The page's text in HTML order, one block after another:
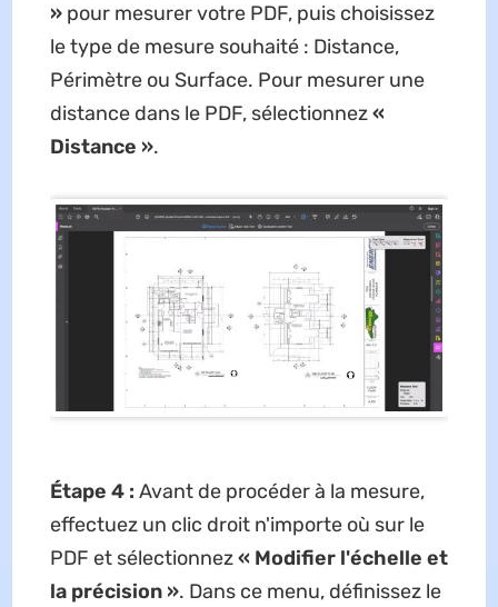
»pour mesurer votre PDF, puis choisissez
le type de mesure souhaité : Distance,
Périmètre ou Surface. Pour mesurer une
distance dans le PDF, sélectionnez«
Distance ».
Étape 4 : Avant de procéder à la mesure,
effectuez un clic droit n'importe où sur le
PDF et sélectionnez« Modifier l'échelle et
la précision ». Dans ce menu, définissez le